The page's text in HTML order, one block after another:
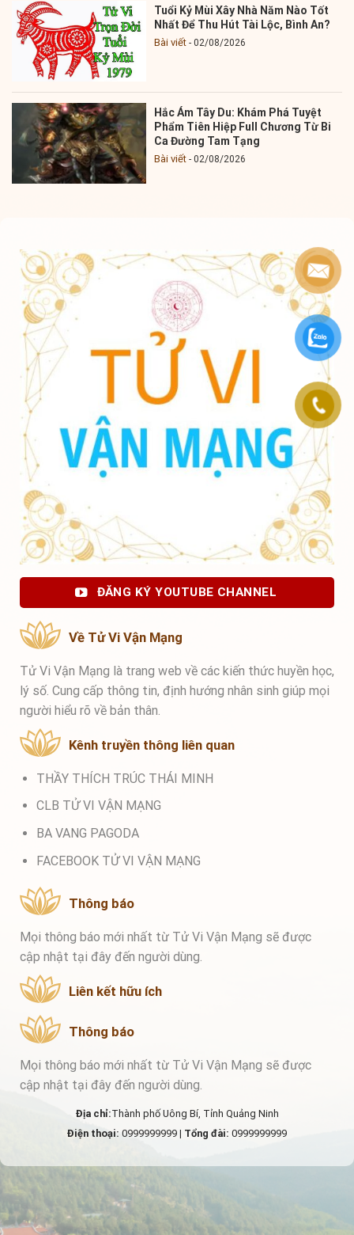
Tuổi Kỷ Mùi Xây Nhà Năm Nào Tốt
Nhất Để Thu Hút Tài Lộc, Bình An?
Bài viết 02/08/2026
Hắc Ám Tây Du: Khám Phá Tuyệt
Phẩm Tiên Hiệp Full Chương Từ Bi
Ca Đường Tam Tạng
Bài viết 02/08/2026
ĐĂNG KÝ YOUTUBE CHANNEL
Về Tử Vi Vận Mạng
Tử Vi Vận Mạng là trang web về các kiến thức huyền học,
lý số. Cung cấp thông tin, định hướng nhân sinh giúp mọi
người hiểu rõ về bản thân.
Kênh truyền thông liên quan
THẦY THÍCH TRÚC THÁI MINH
CLB TỬ VI VẬN MẠNG
BA VANG PAGODA
FACEBOOK TỬ VI VẬN MẠNG
Thông báo
Mọi thông báo mới nhất từ Tử Vi Vận Mạng sẽ được
cập nhật tại đây đến người dùng.
Liên kết hữu ích
Thông báo
Mọi thông báo mới nhất từ Tử Vi Vận Mạng sẽ được
cập nhật tại đây đến người dùng.
Địa chỉ:Thành phố Uông Bí, Tỉnh Quảng Ninh
Điện thoại: 0999999999 | Tổng đài: 0999999999